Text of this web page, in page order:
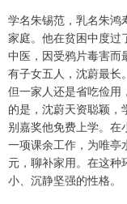
学名朱锡范，乳名朱鸿
家庭。他在贫困中度过
中医，因受鸦片毒害而
有子女五人，沈蔚最长
但一家人还是省吃俭用
的是，沈蔚天资聪颖
别嘉奖他免费上学。在
一项课余工作，为唯亭
元，聊补家用。在这
小、沉静坚强的性格。